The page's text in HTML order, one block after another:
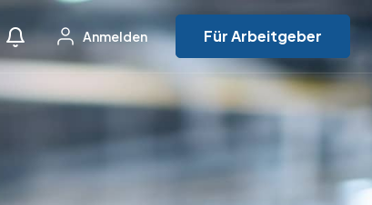
Anmelden Für Arbeitgeber